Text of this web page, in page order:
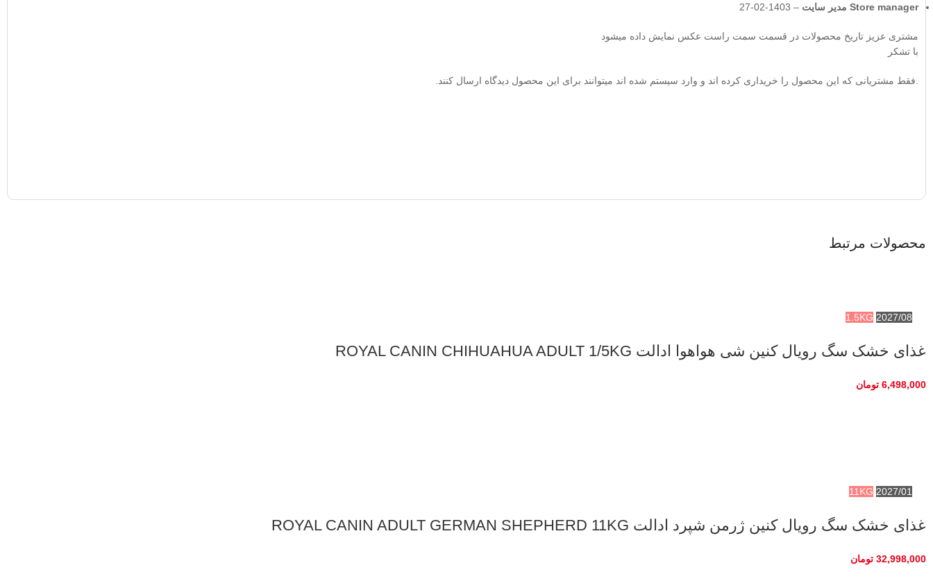
Store manager مدیر سایت –
1403-02-27
مشتری عزیز تاریخ محصولات در قسمت سمت راست عکس نمایش داده میشود
با تشکر
.فقط مشتریانی که این محصول را خریداری کرده اند و وارد سیستم شده اند میتوانند برای این محصول دیدگاه ارسال کنند.
محصولات مرتبط
2027/08
1.5KG
غذای خشک سگ رویال کنین شی هواهوا ادالت ROYAL CANIN CHIHUAHUA ADULT 1/5KG
6,498,000 تومان
2027/01
11KG
غذای خشک سگ رویال کنین ژرمن شپرد ادالت ROYAL CANIN ADULT GERMAN SHEPHERD 11KG
32,998,000 تومان